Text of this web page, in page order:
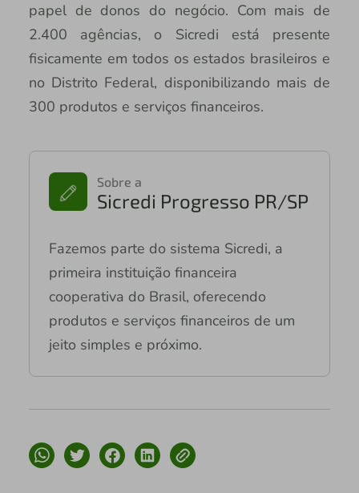
papel de donos do negócio. Com mais de
2.400 agências, o Sicredi está presente
fisicamente em todos os estados brasileiros e
no Distrito Federal, disponibilizando mais de
300 produtos e serviços financeiros.
Sobre a
Sicredi Progresso PR/SP
Fazemos parte do sistema Sicredi, a
primeira instituição financeira
cooperativa do Brasil, oferecendo
produtos e serviços financeiros de um
jeito simples e próximo.